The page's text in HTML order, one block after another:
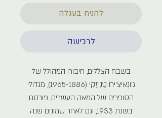
להניח בעגלה
לרכישה
בשבח הצללים, חיבורו המהולל של
ג'וּנְאִיצִ'ירוֹ טַנִיזַקִי (1965-1886), מגדולי
הסופרים של המאה העשרים, פורסם
בשנת 1933, וגם לאחר שמונים שנה